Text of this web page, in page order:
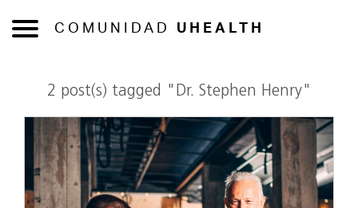
COMUNIDAD UHEALTH
2 post(s) tagged "Dr. Stephen Henry"